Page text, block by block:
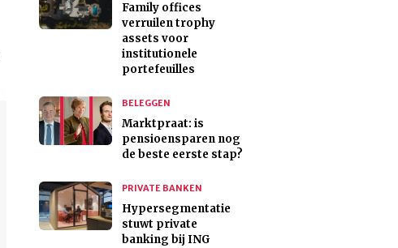
Family offices
verruilen trophy
assets voor
institutionele
portefeuilles
BELEGGEN
Marktpraat: is
pensioensparen nog
de beste eerste stap?
PRIVATE BANKEN
Hypersegmentatie
stuwt private
banking bij ING